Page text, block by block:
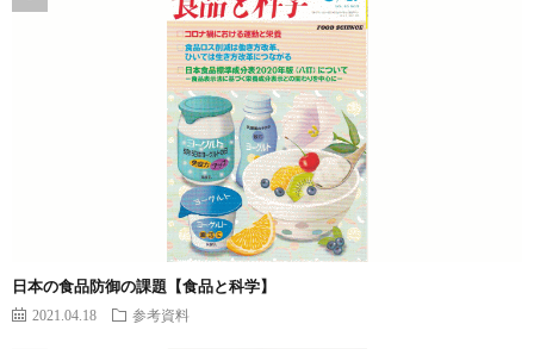
日本の食品防御の課題【食品と科学】
2021.04.18 参考資料